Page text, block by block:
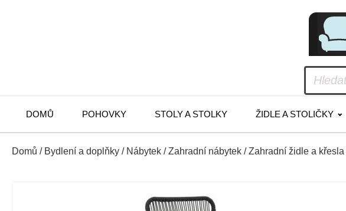
DOMŮ POHOVKY STOLY A STOLKY ŽIDLE A STOLIČKY
Domů / Bydlení a doplňky / Nábytek /Zahradní nábytek /Zahradní židle a křesla